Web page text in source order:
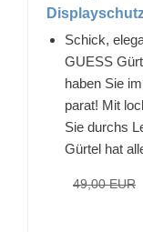
Schick,
GUESS
haben Sie
parat! Mit
Sie durchs
Gürtel hat
49,00 EUR